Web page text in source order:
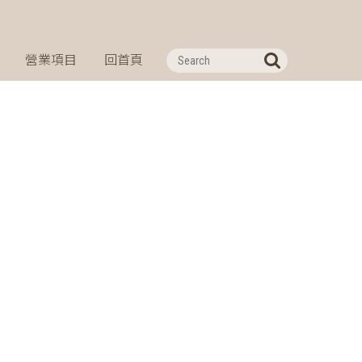
營業項目 回首頁